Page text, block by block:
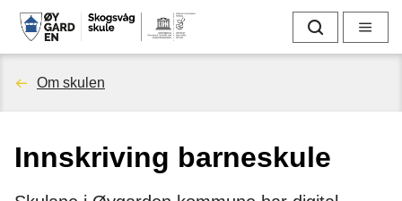
g
Søk Meny
Du
her:
Om skulen
Innskriving barneskule